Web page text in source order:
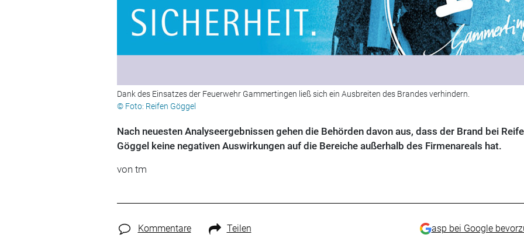
Dank des Einsatzes der Feuerwehr Gammertingen ließ sich ein Ausbreiten des Brandes verhindern.
© Foto: Reifen Göggel
Nach neuesten Analyseergebnissen gehen die Behörden davon aus, dass der Brand bei
Göggel keine negativen Auswirkungen auf die Bereiche außerhalb des Firmenareals hat.
von tm
Kommentare Teilen asp bei Google